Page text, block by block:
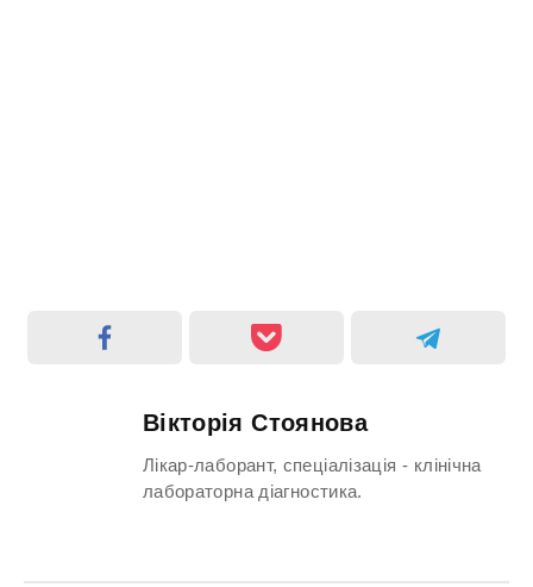
Вікторія Стоянова
Лікар-лаборант, спеціалізація - клінічна
лабораторна діагностика.